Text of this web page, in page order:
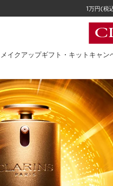
1万円(税
メイクアップギフト・キット キャン